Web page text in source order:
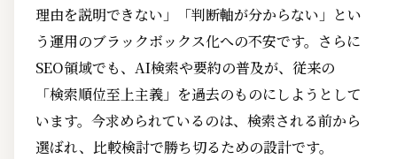
理由を説明できない」「判断軸が分からない」とい
う運用のブラックボックス化への不安です。さらに
SEO領域でも、AI検索や要約の普及が、従来の
「検索順位至上主義」を過去のものにしようとして
います。今求められているのは、検索される前から
選ばれ、比較検討で勝ち切るための設計です。